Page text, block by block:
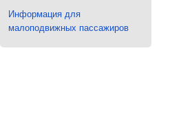
Информация для
малоподвижных пассажиров